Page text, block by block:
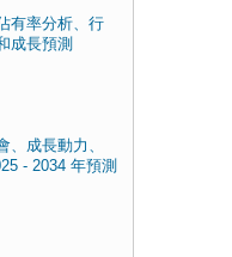
有率分析、行
成長預測
、成長動力、
- 2034 年預測